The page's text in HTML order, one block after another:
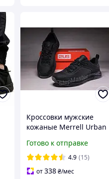
Кроссовки мужские
кожаные Merrell Urban
Готово к отправке
4.9 (15)
от338₴/мес